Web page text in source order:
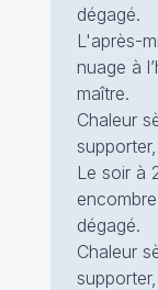
dégagé.
L'après-
nuage à
maître.
Chaleur
Le soir à
dégagé.
Chaleur